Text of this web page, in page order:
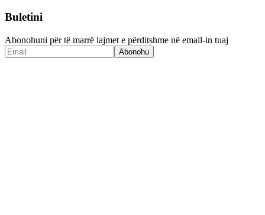
Buletini
Abonohuni për të marrë lajmet e përditshme në email-in tuaj
Abonohu